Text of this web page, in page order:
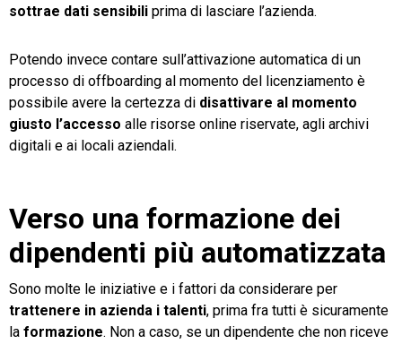
sottrae dati sensibili prima di lasciare l’azienda.
Potendo invece contare sull’attivazione automatica di un
processo di offboarding al momento del licenziamento è
possibile avere la certezza di disattivare al momento
giusto l’accesso alle risorse online riservate, agli archivi
digitali e ai locali aziendali.
Verso una formazione dei
dipendenti più automatizzata
Sono molte le iniziative e i fattori da considerare per
trattenere in azienda i talenti, prima fra tutti è sicuramente
la formazione. Non a caso, se un dipendente che non riceve